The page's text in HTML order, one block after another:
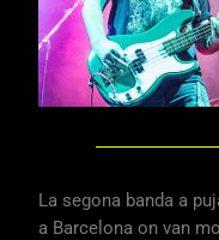
La segona banda a
a Barcelona on van